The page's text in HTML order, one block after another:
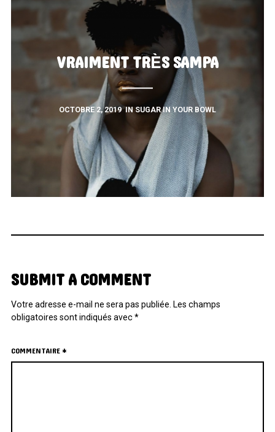
VRAIMENT TRÈS SAMPA
OCTOBRE 2, 2019 INSUGAR IN YOUR BOWL
SUBMIT A COMMENT
Votre adresse e-mail ne sera pas publiée. Les champs
obligatoires sont indiqués avec*
COMMENTAIRE*